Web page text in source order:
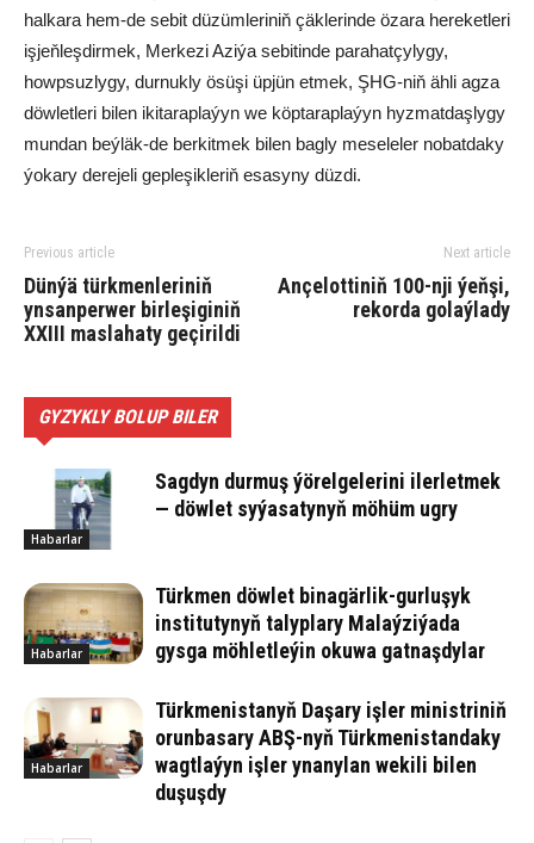
halkara hem-de sebit düzümleriniň çäklerinde özara hereketleri
işjeňleşdirmek, Merkezi Aziýa sebitinde parahatçylygy,
howpsuzlygy, durnukly ösüşi üpjün etmek, ŞHG-niň ähli agza
döwletleri bilen ikitaraplaýyn we köptaraplaýyn hyzmatdaşlygy
mundan beýläk-de berkitmek bilen bagly meseleler nobatdaky
ýokary derejeli gepleşikleriň esasyny düzdi.
Previous article
Dünýä türkmenleriniň
ynsanperwer birleşiginiň
XXIII maslahaty geçirildi
Next article
Ançelottiniň 100-nji ýeňşi,
rekorda golaýlady
GYZYKLY BOLUP BILER
Habarlar
Sagdyn durmuş ýörelgelerini ilerletmek
— döwlet syýasatynyň möhüm ugry
Habarlar
Türkmen döwlet binagärlik-gurluşyk
institutynyň talyplary Malaýziýada
gysga möhletleýin okuwa gatnaşdylar
Habarlar
Türkmenistanyň Daşary işler ministriniň
orunbasary ABŞ-nyň Türkmenistandaky
wagtlaýyn işler ynanylan wekili bilen
duşuşdy